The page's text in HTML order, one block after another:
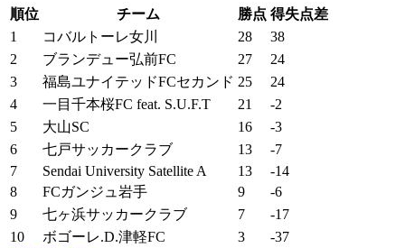
順位 チーム 勝点 得失点差
1
コバルトーレ女川 28
38
2
ブランデュー弘前FC 27
24
3
福島ユナイテッドFCセカンド 25
24
4
一目千本桜FC feat. S.U.F.T 21
-2
5
大山SC 16
-3
6
七戸サッカークラブ 13
-7
7
Sendai University Satellite A 13
-14
8
FCガンジュ岩手 9
-6
9
七ヶ浜サッカークラブ 7
-17
10
ボゴーレ.D.津軽FC 3
-37